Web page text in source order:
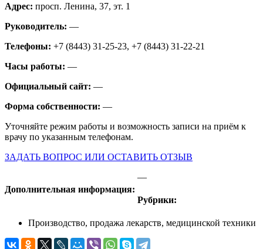
Адрес: просп. Ленина, 37, эт. 1
Руководитель: —
Телефоны: +7 (8443) 31-25-23, +7 (8443) 31-22-21
Часы работы: —
Официальный сайт: —
Форма собственности: —
Уточняйте режим работы и возможность записи на приём к
врачу по указанным телефонам.
ЗАДАТЬ ВОПРОС ИЛИ ОСТАВИТЬ ОТЗЫВ
Дополнительная информация:
—
Рубрики:
Производство, продажа лекарств, медицинской техники